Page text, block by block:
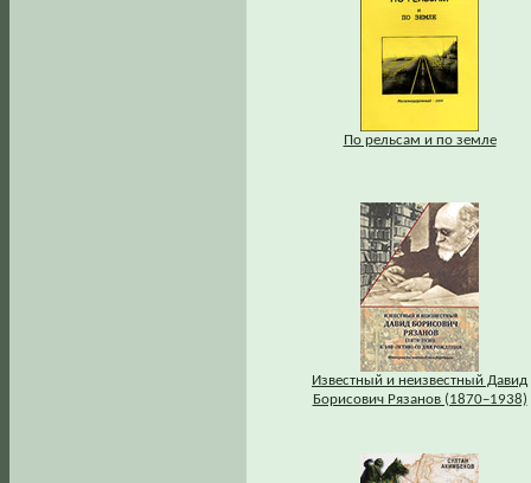
По рельсам и по земле
Известный и неизвестный Давид
Борисович Рязанов (1870–1938)